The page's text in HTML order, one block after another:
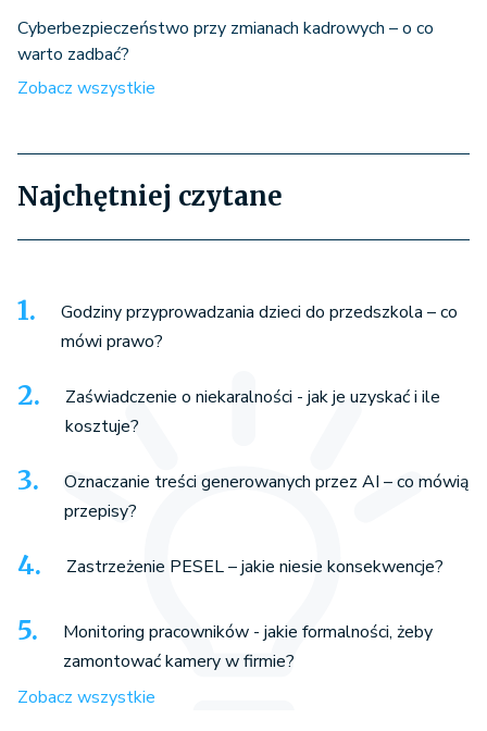
Cyberbezpieczeństwo przy zmianach kadrowych – o co
warto zadbać?
Zobacz wszystkie
Najchętniej czytane
Godziny przyprowadzania dzieci do przedszkola – co
mówi prawo?
Zaświadczenie o niekaralności - jak je uzyskać i ile
kosztuje?
Oznaczanie treści generowanych przez AI – co mówią
przepisy?
Zastrzeżenie PESEL – jakie niesie konsekwencje?
Monitoring pracowników - jakie formalności, żeby
zamontować kamery w firmie?
Zobacz wszystkie